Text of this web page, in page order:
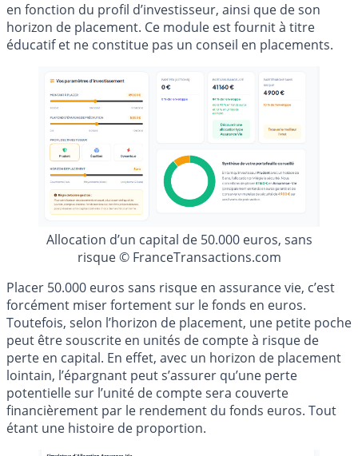
en fonction du profil d’investisseur, ainsi que de son
horizon de placement. Ce module est fournit à titre
éducatif et ne constitue pas un conseil en placements.
Allocation d’un capital de 50.000 euros, sans
risque © FranceTransactions.com
Placer 50.000 euros sans risque en assurance vie, c’est
forcément miser fortement sur le fonds en euros.
Toutefois, selon l’horizon de placement, une petite poche
peut être souscrite en unités de compte à risque de
perte en capital. En effet, avec un horizon de placement
lointain, l’épargnant peut s’assurer qu’une perte
potentielle sur l’unité de compte sera couverte
financièrement par le rendement du fonds euros. Tout
étant une histoire de proportion.